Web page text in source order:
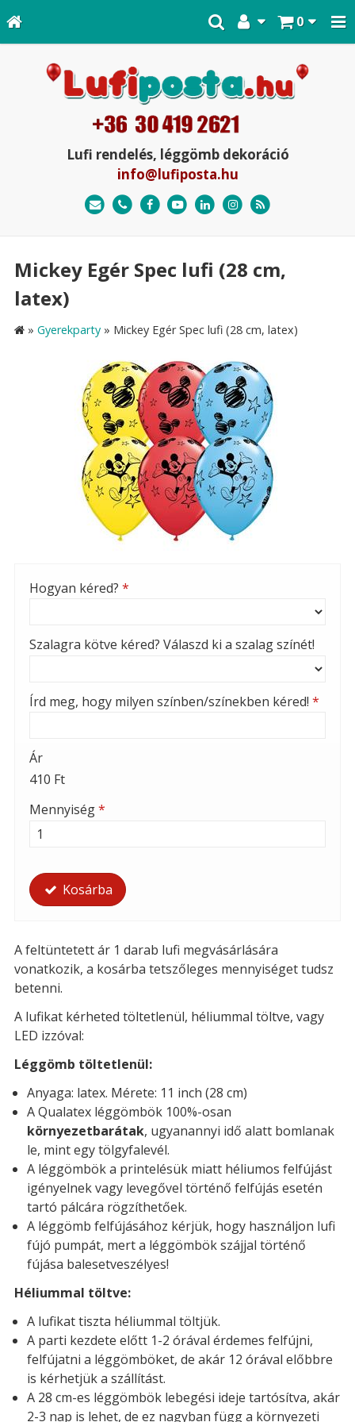
0
Lufi rendelés, léggömb dekoráció
info@lufiposta.hu
Mickey Egér Spec lufi (28 cm,
latex)
» Gyerekparty » Mickey Egér Spec lufi (28 cm, latex)
Hogyan kéred? *
Szalagra kötve kéred? Válaszd ki a szalag színét!
Írd meg, hogy milyen színben/színekben kéred! *
Ár
410 Ft
Mennyiség*
Kosárba
A feltüntetett ár 1 darab lufi megvásárlására
vonatkozik, a kosárba tetszőleges mennyiséget tudsz
betenni.
A lufikat kérheted töltetlenül, héliummal töltve, vagy
LED izzóval:
Léggömb töltetlenül:
Anyaga: latex. Mérete: 11 inch (28 cm)
A Qualatex léggömbök 100%-osan
környezetbarátak, ugyanannyi idő alatt bomlanak
le, mint egy tölgyfalevél.
A léggömbök a printelésük miatt héliumos felfújást
igényelnek vagy levegővel történő felfújás esetén
tartó pálcára rögzíthetőek.
A léggömb felfújásához kérjük, hogy használjon lufi
fújó pumpát, mert a léggömbök szájjal történő
fújása balesetveszélyes!
Héliummal töltve:
A lufikat tiszta héliummal töltjük.
A parti kezdete előtt 1-2 órával érdemes felfújni,
felfújatni a léggömböket, de akár 12 órával előbbre
is kérhetjük a szállítást.
A 28 cm-es léggömbök lebegési ideje tartósítva, akár
2-3 nap is lehet, de ez nagyban függ a környezeti